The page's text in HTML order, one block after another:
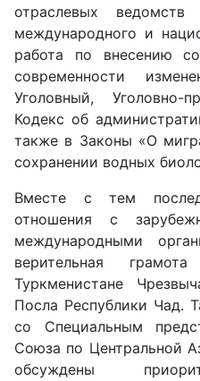
отраслевых ведомств
международного и
работа по внесению
современности
Уголовный, Уголовно-
Кодекс об
также в Законы «О
сохранении вод­ных
Вместе с тем
отношения с
международными
верительная
Туркменистане
Посла Республики Чад.
со Специальным
Союза по Центральной
обсуждены